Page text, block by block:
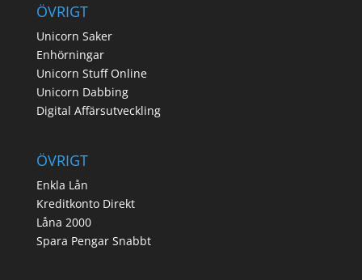
ÖVRIGT
Unicorn Saker
Enhörningar
Unicorn Stuff Online
Unicorn Dabbing
Digital Affärsutveckling
ÖVRIGT
Enkla Lån
Kreditkonto Direkt
Låna 2000
Spara Pengar Snabbt